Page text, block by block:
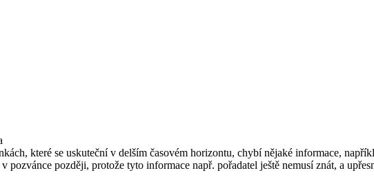
které se uskuteční v delším časovém horizontu, chybí nějaké informace,
později, protože tyto informace např. pořadatel ještě nemusí znát, a